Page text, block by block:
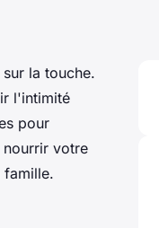
la touche.
l'intimité
pour
nourrir votre
famille.